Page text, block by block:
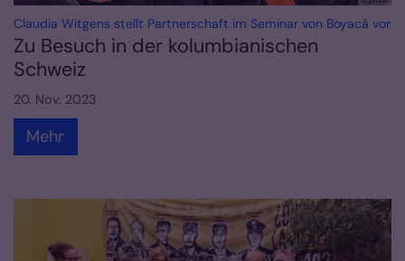
Claudia Witgens stellt Partnerschaft im Seminar von Boyacá vor:
Zu Besuch in der kolumbianischen
Schweiz
20. Nov. 2023
Mehr